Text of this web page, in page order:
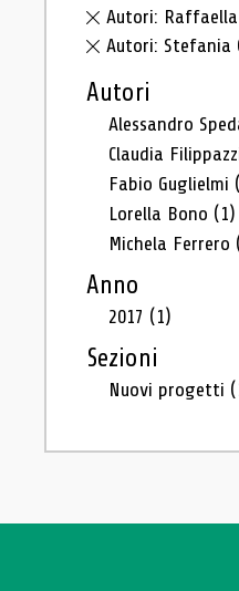
Autori:
Autori: Stefania
Autori
Alessandro
Claudia
Fabio Guglielmi
Lorella Bono (1)
Michela Ferrero
Anno
2017 (1)
Sezioni
Nuovi progetti